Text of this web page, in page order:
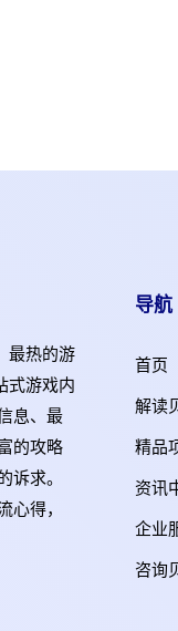
最热的游
式游戏内
息、最
的攻略
诉求。
得，
导航
首页
解读
精品
资讯
企业
咨询